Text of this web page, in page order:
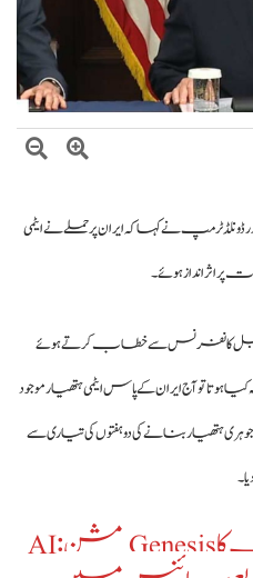
مہنگا کیوں؟
ٹرمپ نے کہا کہ ایران پر حملے نے ایٹمی
اثر انداز ہوئے۔
کانفرنس سے خطاب کرتے ہوئے
تو آج ایران کے پاس ایٹمی ہتھیار موجود
ہتھیار بنانے کی دو ہفتوں کی تیاری سے
ٹرمپ کا Genesis مشن: AI